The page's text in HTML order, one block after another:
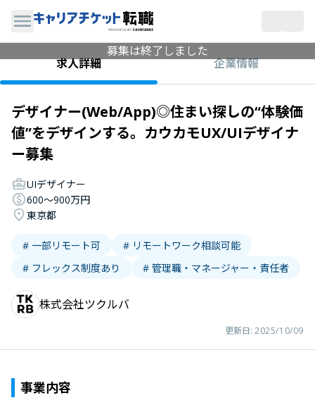
募集は終了しました
求人詳細
企業情報
デザイナー(Web/App)◎住まい探しの“体験価
値”をデザインする。カウカモUX/UIデザイナ
ー募集
UIデザイナー
600〜900万円
東京都
# 一部リモート可
# リモートワーク相談可能
# フレックス制度あり
# 管理職・マネージャー・責任者
株式会社ツクルバ
更新日: 2025/10/09
事業内容